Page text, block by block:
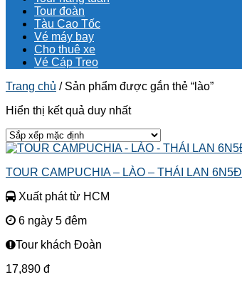
Tour đoàn
Tàu Cao Tốc
Vé máy bay
Cho thuê xe
Vé Cáp Treo
Trang chủ /Sản phẩm được gắn thẻ “lào”
Hiển thị kết quả duy nhất
TOUR CAMPUCHIA – LÀO – THÁI LAN 6N5Đ
Xuất phát từ HCM
6 ngày 5 đêm
Tour khách Đoàn
17,890 đ